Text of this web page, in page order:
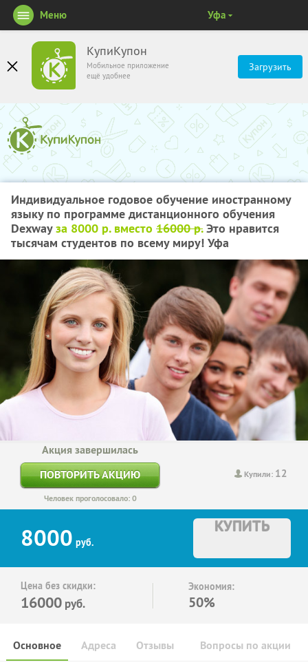
КупиКупон
Мобильное приложение
ещё удобнее
Загрузить
Меню Уфа
Индивидуальное годовое обучение иностранному
языку по программе дистанционного обучения
Dexwayза 8000 р. вместо 16000 р.Это нравится
тысячам студентов по всему миру! Уфа
Купили: 12
Акция завершилась
ПОВТОРИТЬ АКЦИЮ
Человек проголосовало: 0
8000 руб.
КУПИТЬ
Цена без скидки:
16000 руб.
Экономия:
50%
Основное Отзывы Вопросы по акции
Адреса